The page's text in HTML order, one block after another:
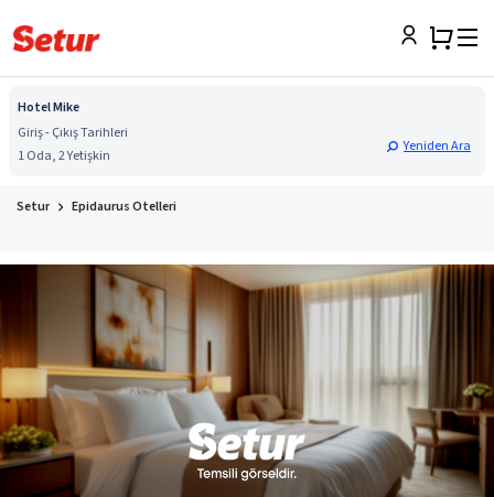
Hotel Mike
Giriş - Çıkış Tarihleri
1 Oda, 2 Yetişkin
Yeniden Ara
Setur Epidaurus Otelleri